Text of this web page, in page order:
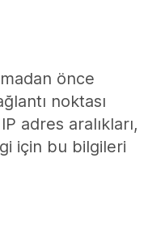
önce
noktası
adres aralıkları,
için bu bilgileri